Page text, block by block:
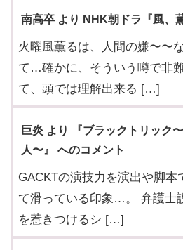
南高卒 より NHK朝ドラ『風、
火曜風薫るは、人間の嫌〜〜
て…確かに、そういう噂で非
て、頭では理解出来る […]
巨炎 より 『ブラックトリック
人〜』 へのコメント
GACKTの演技力を演出や脚本
て滑っている印象…。 弁護士
を惹きつけるシ […]